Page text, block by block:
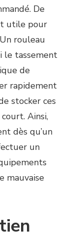
De
utile pour
rouleau
le tassement
de
rapidement
stocker ces
Ainsi,
dès qu’un
un
mauvaise